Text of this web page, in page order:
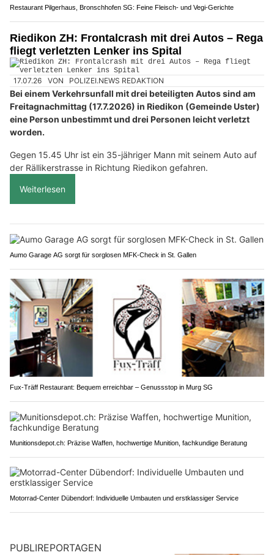
Restaurant Pilgerhaus, Bronschhofen SG: Feine Fleisch- und Vegi-Gerichte
Riedikon ZH: Frontalcrash mit drei Autos – Rega
fliegt verletzten Lenker ins Spital
17.07.26 VON POLIZEI.NEWS REDAKTION
Bei einem Verkehrsunfall mit drei beteiligten Autos sind am
Freitagnachmittag (17.7.2026) in Riedikon (Gemeinde Uster)
eine Person unbestimmt und drei Personen leicht verletzt
worden.
Gegen 15.45 Uhr ist ein 35-jähriger Mann mit seinem Auto auf
der Rällikerstrasse in Richtung Riedikon gefahren.
Weiterlesen
Aumo Garage AG sorgt für sorglosen MFK-Check in St. Gallen
Fux-Träff Restaurant: Bequem erreichbar – Genussstop in Murg SG
Munitionsdepot.ch: Präzise Waffen, hochwertige Munition, fachkundige Beratung
Motorrad-Center Dübendorf: Individuelle Umbauten und erstklassiger Service
PUBLIREPORTAGEN